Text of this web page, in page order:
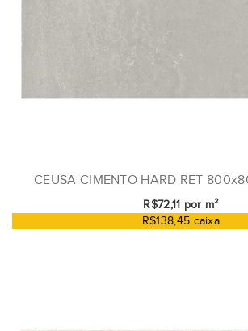
CEUSA CIMENTO HARD RET
R$72,11 por m²
R$138,45 caixa